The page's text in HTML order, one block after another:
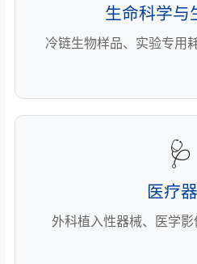
生命科学与
冷链生物样品、实验专用
🩺
医疗
外科植入性器械、医学